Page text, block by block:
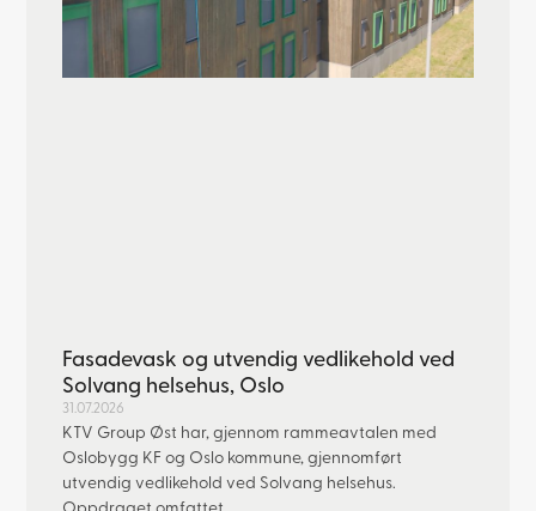
Fasadevask og utvendig vedlikehold ved
Solvang helsehus, Oslo
31.07.2026
KTV Group Øst har, gjennom rammeavtalen med
Oslobygg KF og Oslo kommune, gjennomført
utvendig vedlikehold ved Solvang helsehus.